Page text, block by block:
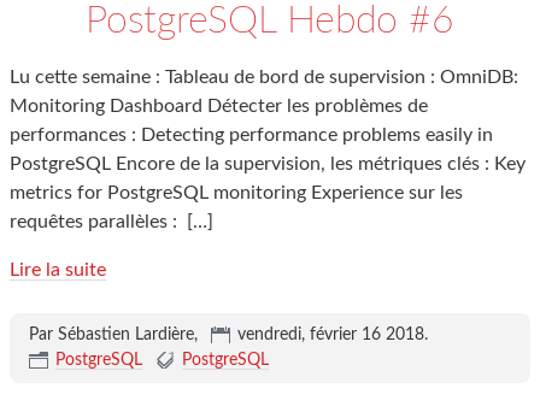
PostgreSQL Hebdo #6
Lu cette semaine : Tableau de bord de supervision : OmniDB:
Monitoring Dashboard Détecter les problèmes de
performances : Detecting performance problems easily in
PostgreSQL Encore de la supervision, les métriques clés : Key
metrics for PostgreSQL monitoring Experience sur les
requêtes parallèles :
[…]
Lire la suite
Par Sébastien Lardière, vendredi, février 16 2018.
PostgreSQL
PostgreSQL